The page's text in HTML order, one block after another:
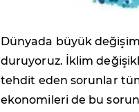
Dünyada büyük
duruyoruz. İklim
tehdit eden sorunlar
ekonomileri de bu